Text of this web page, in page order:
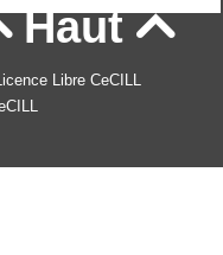
Haut
Libre CeCILL